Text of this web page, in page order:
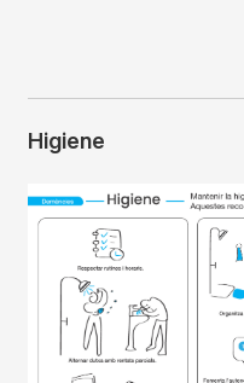
Higiene
Imagen